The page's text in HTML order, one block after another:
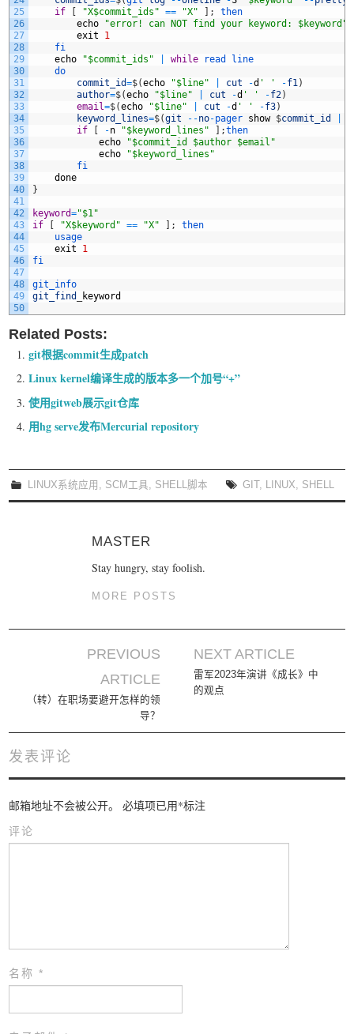
25
26
27
28
29
30
31
32
33
34
35
36
37
38
39
40
41
42
43
44
45
46
47
48
49
50
if
[ "X$commit_ids" == "X" ] ;
then
echo
"error! can NOT find your keyword: $keyword"
exit
1
fi
echo
"$commit_ids" while read line
do
commit_id=$(echo "$line" cut -d ' ' -f1 )
author=$(echo "$line" cut -d ' ' -f2)
email=$(echo "$line" cut -d ' ' -f3)
keyword_lines=$(git --no-pager show $commit_id
if
[ -n "$keyword_lines" ] ;then
echo
"$commit_id $author $email"
echo
"$keyword_lines"
fi
done
}
keyword="$1"
if
[ "X$keyword" == "X" ] ;
then
usage
exit
1
fi
git_info
git_find
keyword
Related Posts:
git根据commit生成patch
Linux kernel编译生成的版本多一个加号“+”
使用gitweb展示git仓库
用hg serve发布Mercurial repository
LINUX系统应用 , SCM工具, SHELL脚本 GIT , LINUX, SHELL
MASTER
Stay hungry, stay foolish.
MORE POSTS
Post navigation
PREVIOUS
ARTICLE
（转）在职场要避开怎样的领
导？
NEXT ARTICLE
雷军2023年演讲《成长》中
的观点
发表评论
邮箱地址不会被公开。 必填项已用*标注
评论
名称*